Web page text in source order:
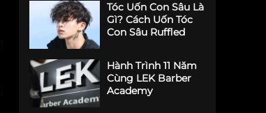
Tóc Uốn Con Sâu Là
Gì? Cách Uốn Tóc
Con Sâu Ruffled
Hành Trình 11 Năm
Cùng LEK Barber
Academy